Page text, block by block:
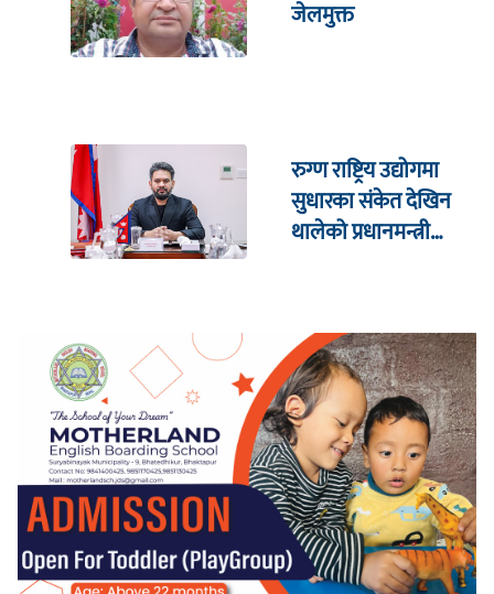
जेलमुक्त
रुग्ण राष्ट्रिय उद्योगमा
सुधारका संकेत देखिन
थालेको प्रधानमन्त्री